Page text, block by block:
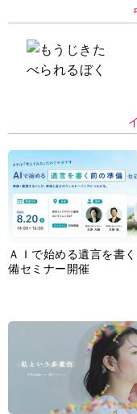
ＡＩで始める遺言を書
備セミナー開催